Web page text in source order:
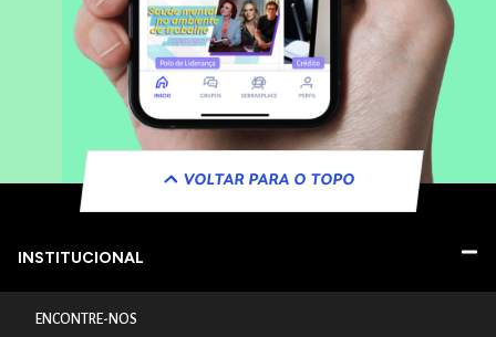
VOLTAR PARA O TOPO
INSTITUCIONAL
ENCONTRE-NOS